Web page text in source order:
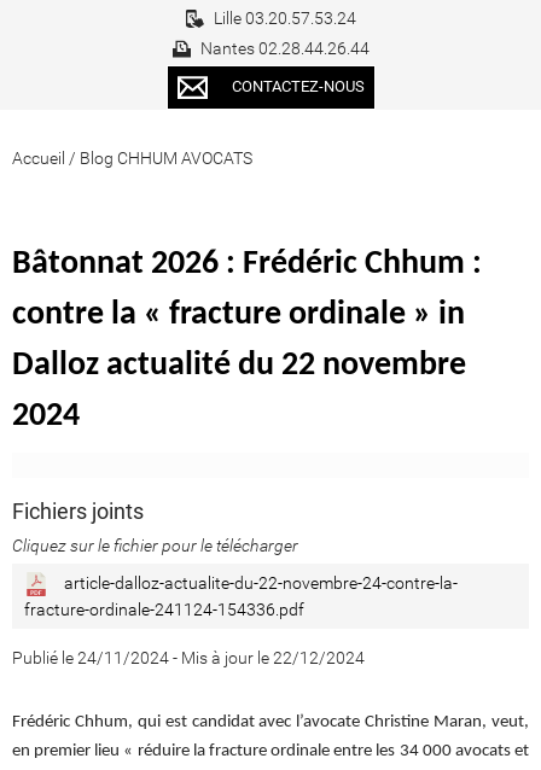
Lille 03.20.57.53.24
Nantes 02.28.44.26.44
CONTACTEZ-NOUS
Accueil / Blog CHHUM AVOCATS
Bâtonnat 2026 : Frédéric Chhum :
contre la « fracture ordinale » in
Dalloz actualité du 22 novembre
2024
Fichiers joints
Cliquez sur le fichier pour le télécharger
article-dalloz-actualite-du-22-novembre-24-contre-la-
fracture-ordinale-241124-154336.pdf
Publié le 24/11/2024- Mis à jour le 22/12/2024
Frédéric Chhum, qui est candidat avec l’avocate Christine Maran, veut,
en premier lieu « réduire la fracture ordinale entre les 34 000 avocats et